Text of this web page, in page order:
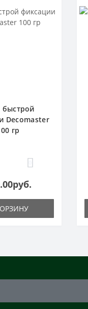
быстрой
Decomaster
гр